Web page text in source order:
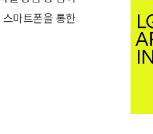
마트폰을 통한